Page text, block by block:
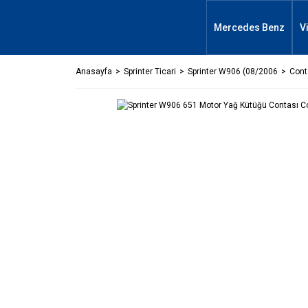
Mercedes Benz
Anasayfa Sprinter Ticari Sprinter W906 (08/2006